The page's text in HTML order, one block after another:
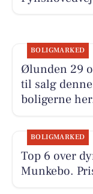
BOLIGMARKED
Ølunden 29
til salg
boligerne
BOLIGMARKED
Top 6 over
Munkebo.